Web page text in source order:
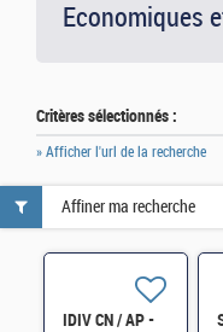
Economiques
Critères sélectionnés :
» Afficher l'url de la recherche
IDIV CN / AP -
Affiner ma recherche